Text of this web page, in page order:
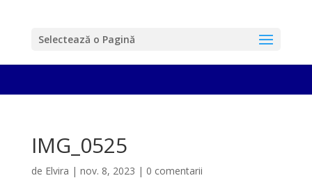
Selectează o Pagină
IMG_0525
de Elvira | nov. 8, 2023 | 0 comentarii